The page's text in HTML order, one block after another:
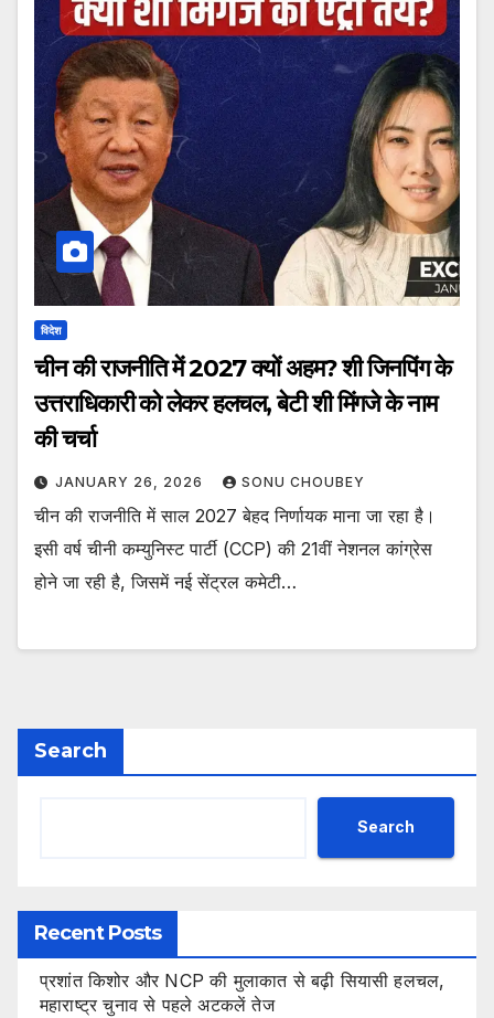
विदेश
चीन की राजनीति में 2027 क्यों अहम? शी जिनपिंग के
उत्तराधिकारी को लेकर हलचल, बेटी शी मिंगजे के नाम
की चर्चा
JANUARY 26, 2026 SONU CHOUBEY
चीन की राजनीति में साल 2027 बेहद निर्णायक माना जा रहा है।
इसी वर्ष चीनी कम्युनिस्ट पार्टी (CCP) की 21वीं नेशनल कांग्रेस
होने जा रही है, जिसमें नई सेंट्रल कमेटी…
Search
Search
Recent Posts
प्रशांत किशोर और NCP की मुलाकात से बढ़ी सियासी हलचल,
महाराष्ट्र चुनाव से पहले अटकलें तेज